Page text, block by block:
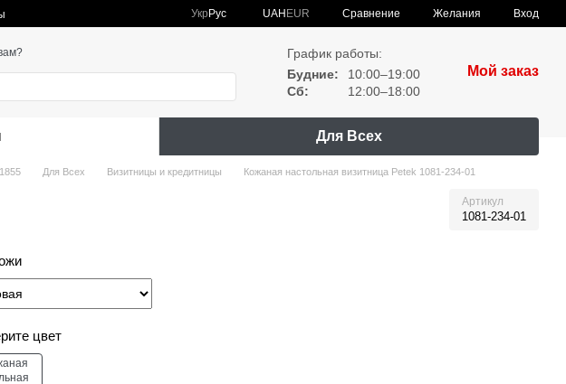
Укр Рус UAH EUR Сравнение Желания Вход
График работы:
Будние:
10:00–19:00
Сб:
12:00–18:00
Мой заказ
Для Всех
Для Всех Визитницы и кредитницы Кожаная настольная визитница Petek 1081-234-01
Артикул
1081-234-01
цвет